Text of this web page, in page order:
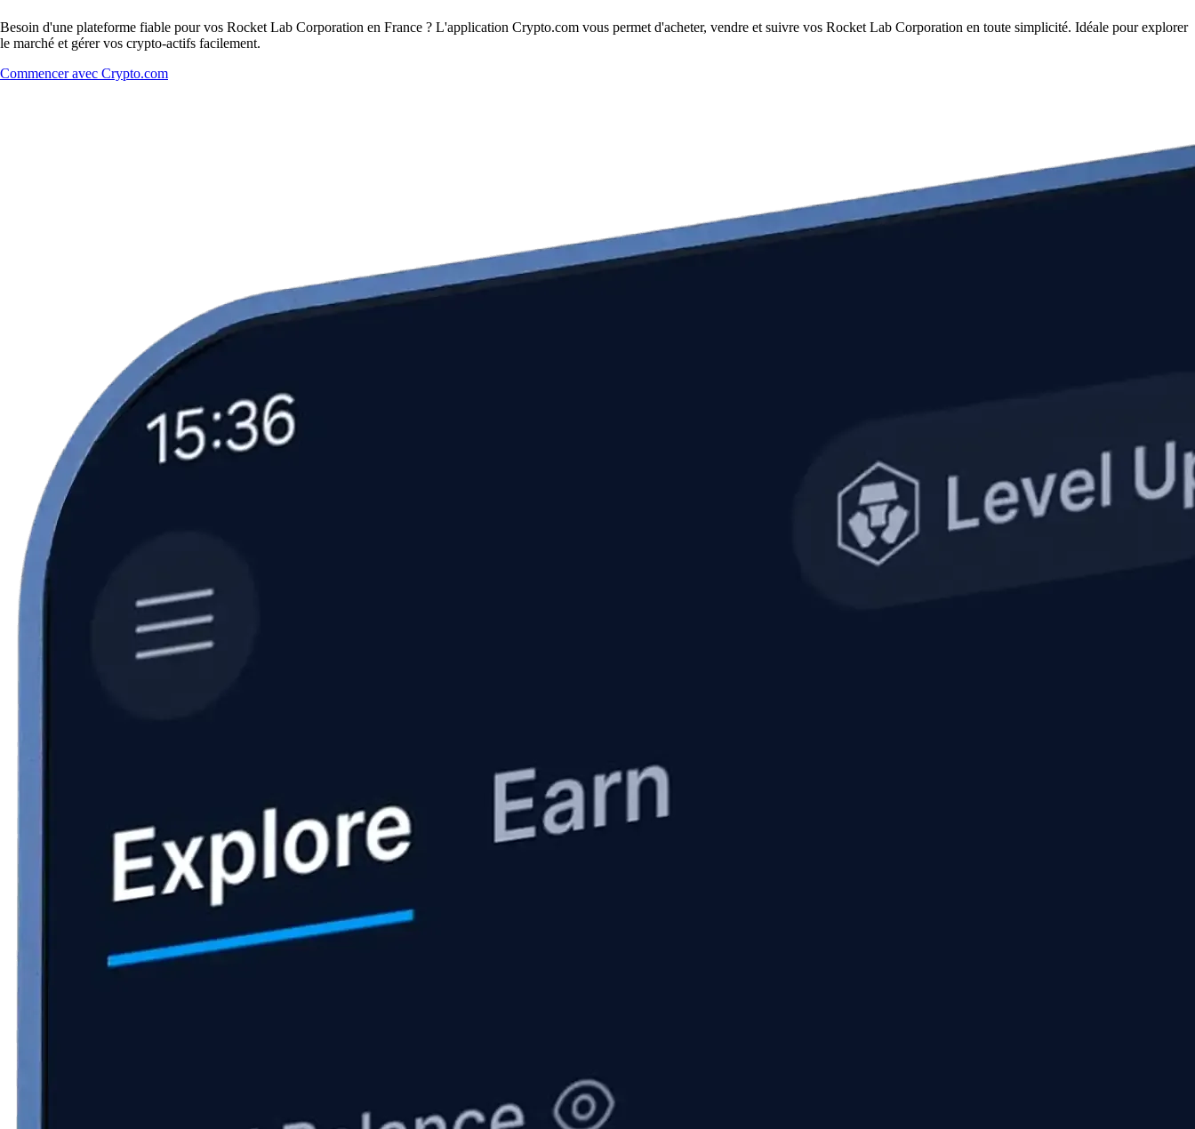
Besoin d'une plateforme fiable pour vos Rocket Lab Corporation en France ? L'application Crypto.com vous permet d'acheter, vendre et suivre vos Rocket Lab Corporation en toute simplicité. Idéale pour explorer
le marché et gérer vos crypto-actifs facilement.
Commencer avec Crypto.com